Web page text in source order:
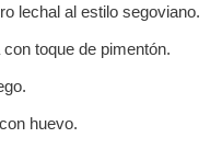
lechal al estilo segoviano.
toque de pimentón.
huevo.